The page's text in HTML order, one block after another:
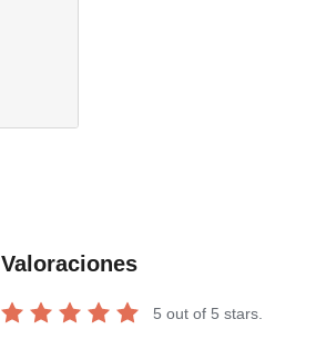
Valoraciones
5 out of 5 stars.